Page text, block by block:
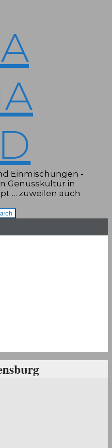
Einmischungen -
Genusskultur in
… zuweilen auch